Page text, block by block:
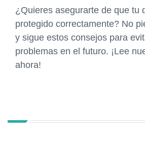
¿Quieres asegurarte de que tu
protegido correctamente? No
y sigue estos consejos para
problemas en el futuro. ¡Lee
ahora!